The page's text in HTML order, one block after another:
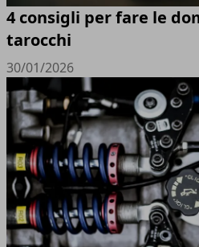
4 consigli per fare le
tarocchi
30/01/2026